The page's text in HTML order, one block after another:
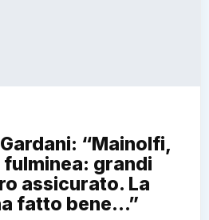
Gardani: “Mainolfi,
grandi
assicurato. La
fatto bene…”